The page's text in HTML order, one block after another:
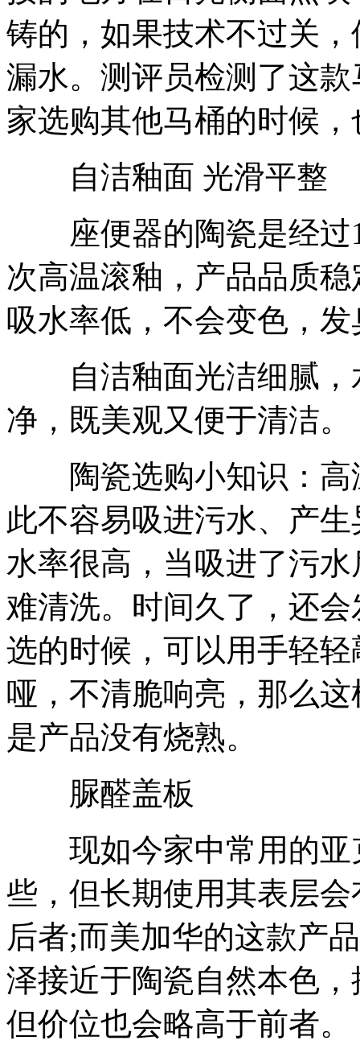
铸的，如果技术不过关
漏水。测评员检测了这
家选购其他马桶的时候
自洁釉面 光滑平整
座便器的陶瓷是经过
次高温滚釉，产品品质
吸水率低，不会变色，
自洁釉面光洁细腻，
净，既美观又便于清洁。
陶瓷选购小知识：高
此不容易吸进污水、产
水率很高，当吸进了污
难清洗。时间久了，还
选的时候，可以用手轻
哑，不清脆响亮，那么
是产品没有烧熟。
脲醛盖板
现如今家中常用的亚
些，但长期使用其表层
后者;而美加华的这款产
泽接近于陶瓷自然本色
但价位也会略高于前者。